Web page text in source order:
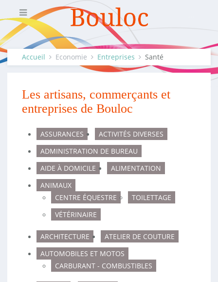
Accueil Economie Entreprises Santé
Les artisans, commerçants et
entreprises de Bouloc
ASSURANCES
ACTIVITÉS DIVERSES
ADMINISTRATION DE BUREAU
AIDE À DOMICILE
ALIMENTATION
ANIMAUX
CENTRE ÉQUESTRE
TOILETTAGE
VÉTÉRINAIRE
ARCHITECTURE
ATELIER DE COUTURE
AUTOMOBILES ET MOTOS
CARBURANT - COMBUSTIBLES